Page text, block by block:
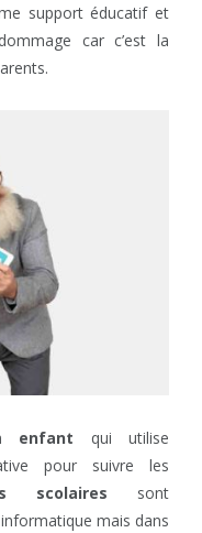
support éducatif et
car c’est la
enfant qui utilise
pour suivre les
scolaires sont
mais dans